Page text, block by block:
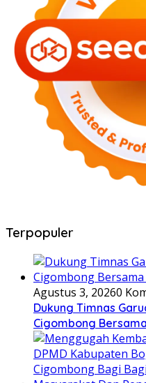
Terpopuler
Agustus 3, 20260
Dukung Timnas
Cigombong